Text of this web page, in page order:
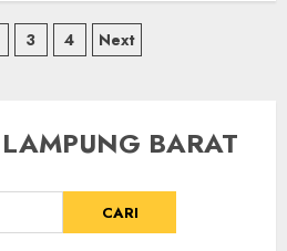
3 4 Next
BARAT
CARI